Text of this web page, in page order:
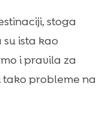
stoga
ista kao
i pravila za
probleme na